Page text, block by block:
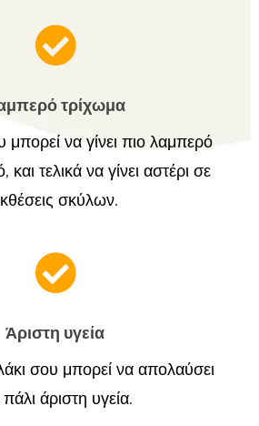

τρίχωμα
μπορεί να γίνει πιο λαμπερό
και τελικά να γίνει αστέρι σε
σκύλων.

Άριστη υγεία
σου μπορεί να απολαύσει
πάλι άριστη υγεία.